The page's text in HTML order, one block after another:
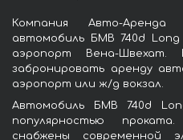
Компания Авто-
автомобиль БМВ 740d
аэропорт Вена-
забронировать аренду
аэропорт или ж/д вокзал.
Автомобиль БМВ 740d
популярностью
снабжены современной